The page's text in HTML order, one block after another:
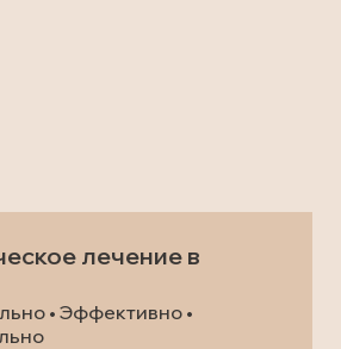
лечение в
• Эффективно •